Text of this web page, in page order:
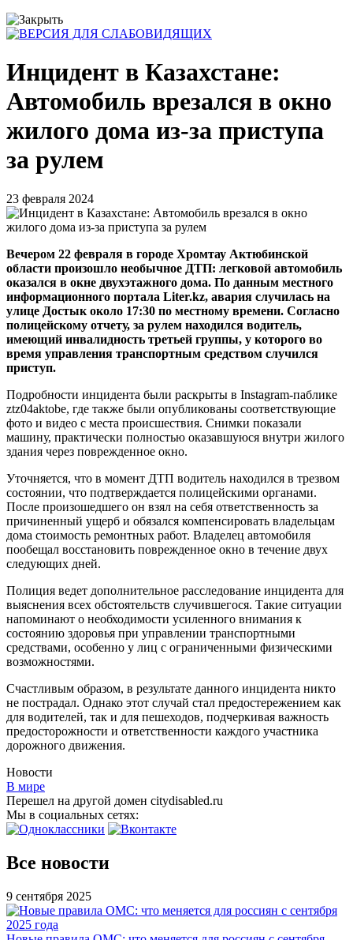
Инцидент в Казахстане:
Автомобиль врезался в окно
жилого дома из-за приступа
за рулем
23 февраля 2024
Вечером 22 февраля в городе Хромтау Актюбинской
области произошло необычное ДТП: легковой автомобиль
оказался в окне двухэтажного дома. По данным местного
информационного портала Liter.kz, авария случилась на
улице Достык около 17:30 по местному времени. Согласно
полицейскому отчету, за рулем находился водитель,
имеющий инвалидность третьей группы, у которого во
время управления транспортным средством случился
приступ.
Подробности инцидента были раскрыты в Instagram-паблике
ztz04aktobe, где также были опубликованы соответствующие
фото и видео с места происшествия. Снимки показали
машину, практически полностью оказавшуюся внутри жилого
здания через поврежденное окно.
Уточняется, что в момент ДТП водитель находился в трезвом
состоянии, что подтверждается полицейскими органами.
После произошедшего он взял на себя ответственность за
причиненный ущерб и обязался компенсировать владельцам
дома стоимость ремонтных работ. Владелец автомобиля
пообещал восстановить поврежденное окно в течение двух
следующих дней.
Полиция ведет дополнительное расследование инцидента для
выяснения всех обстоятельств случившегося. Такие ситуации
напоминают о необходимости усиленного внимания к
состоянию здоровья при управлении транспортными
средствами, особенно у лиц с ограниченными физическими
возможностями.
Счастливым образом, в результате данного инцидента никто
не пострадал. Однако этот случай стал предостережением как
для водителей, так и для пешеходов, подчеркивая важность
предосторожности и ответственности каждого участника
дорожного движения.
Новости
В мире
Перешел на другой домен citydisabled.ru
Мы в социальных сетях:
Все новости
9 сентября 2025